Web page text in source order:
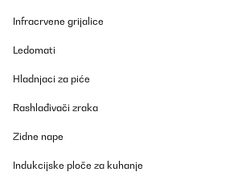
Infracrvene grijalice
Ledomati
Hladnjaci za piće
Rashlađivači zraka
Zidne nape
Indukcijske ploče za kuhanje